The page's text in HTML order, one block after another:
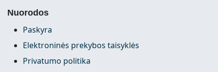
Nuorodos
Paskyra
Elektroninės prekybos taisyklės
Privatumo politika